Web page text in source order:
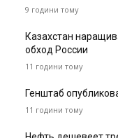
9 години тому
Казахстан
обход России
11 години тому
Генштаб
11 години тому